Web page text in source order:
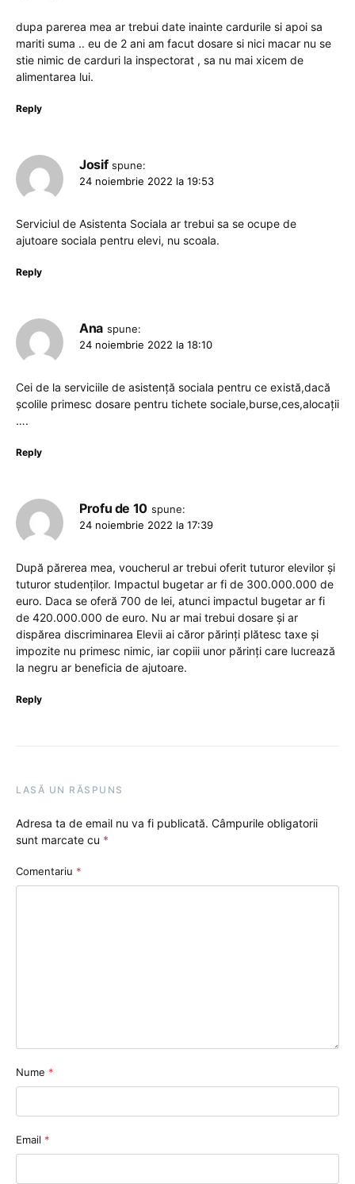
dupa parerea mea ar trebui date inainte cardurile si apoi sa
mariti suma .. eu de 2 ani am facut dosare si nici macar nu se
stie nimic de carduri la inspectorat , sa nu mai xicem de
alimentarea lui.
Reply
Josif spune:
24 noiembrie 2022 la 19:53
Serviciul de Asistenta Sociala ar trebui sa se ocupe de
ajutoare sociala pentru elevi, nu scoala.
Reply
Ana spune:
24 noiembrie 2022 la 18:10
Cei de la serviciile de asistență sociala pentru ce există,dacă
școlile primesc dosare pentru tichete sociale,burse,ces,alocații
….
Reply
Profu de 10 spune:
24 noiembrie 2022 la 17:39
După părerea mea, voucherul ar trebui oferit tuturor elevilor și
tuturor studenților. Impactul bugetar ar fi de 300.000.000 de
euro. Daca se oferă 700 de lei, atunci impactul bugetar ar fi
de 420.000.000 de euro. Nu ar mai trebui dosare și ar
dispărea discriminarea Elevii ai căror părinți plătesc taxe și
impozite nu primesc nimic, iar copiii unor părinți care lucrează
la negru ar beneficia de ajutoare.
Reply
LASĂ UN RĂSPUNS
Adresa ta de email nu va fi publicată. Câmpurile obligatorii
sunt marcate cu *
Comentariu *
Nume *
Email *